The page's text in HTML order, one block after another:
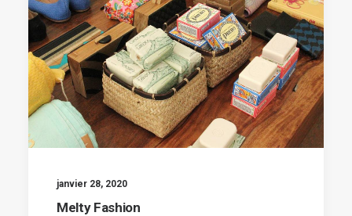
janvier 28, 2020
Melty Fashion